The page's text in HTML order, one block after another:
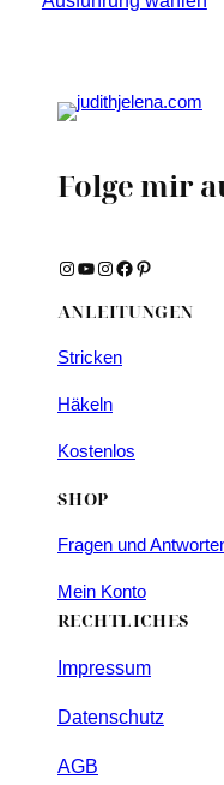
Folge mir
Instagram YouTube Instagram Facebook Pinterest
ANLEITUNGEN
Stricken
Häkeln
Kostenlos
SHOP
Fragen und
Mein Konto
RECHTLICHES
Impressum
Datenschutz
AGB